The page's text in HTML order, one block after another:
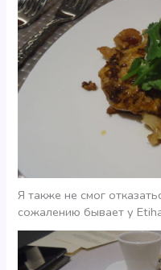
Я также не смог
сожалению бывает у